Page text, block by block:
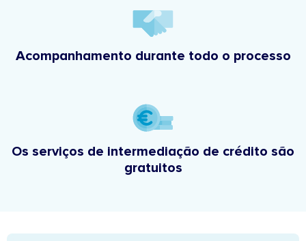
Acompanhamento durante todo o processo
Os serviços de intermediação de crédito são
gratuitos